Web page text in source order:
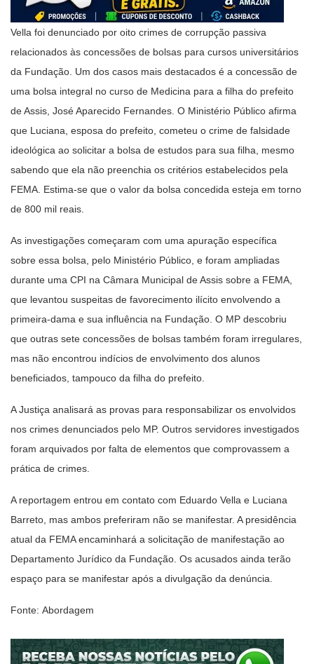
Vella foi denunciado por oito crimes de corrupção passiva
relacionados às concessões de bolsas para cursos universitários
da Fundação. Um dos casos mais destacados é a concessão de
uma bolsa integral no curso de Medicina para a filha do prefeito
de Assis, José Aparecido Fernandes. O Ministério Público afirma
que Luciana, esposa do prefeito, cometeu o crime de falsidade
ideológica ao solicitar a bolsa de estudos para sua filha, mesmo
sabendo que ela não preenchia os critérios estabelecidos pela
FEMA. Estima-se que o valor da bolsa concedida esteja em torno
de 800 mil reais.
As investigações começaram com uma apuração específica
sobre essa bolsa, pelo Ministério Público, e foram ampliadas
durante uma CPI na Câmara Municipal de Assis sobre a FEMA,
que levantou suspeitas de favorecimento ilícito envolvendo a
primeira-dama e sua influência na Fundação. O MP descobriu
que outras sete concessões de bolsas também foram irregulares,
mas não encontrou indícios de envolvimento dos alunos
beneficiados, tampouco da filha do prefeito.
A Justiça analisará as provas para responsabilizar os envolvidos
nos crimes denunciados pelo MP. Outros servidores investigados
foram arquivados por falta de elementos que comprovassem a
prática de crimes.
A reportagem entrou em contato com Eduardo Vella e Luciana
Barreto, mas ambos preferiram não se manifestar. A presidência
atual da FEMA encaminhará a solicitação de manifestação ao
Departamento Jurídico da Fundação. Os acusados ainda terão
espaço para se manifestar após a divulgação da denúncia.
Fonte: Abordagem